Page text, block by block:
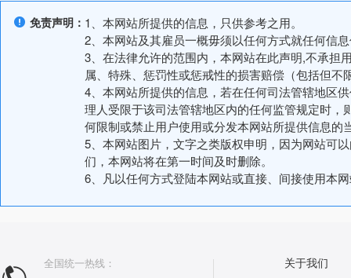
免责声明： 1、本网站所提供的信息，只供参考之用。
2、本网站及其雇员一概毋须以任何方式就任何信
3、在法律允许的范围内，本网站在此声明,不承担
属、特殊、惩罚性或惩戒性的损害赔偿（包括但
4、本网站所提供的信息，若在任何司法管辖地区
理人受限于该司法管辖地区内的任何监管规定时
何限制或禁止用户使用或分发本网站所提供信息的
5、本网站图片，文字之类版权申明，因为网站可
们，本网站将在第一时间及时删除。
6、凡以任何方式登陆本网站或直接、间接使用本
全国统一热线： 关于我们